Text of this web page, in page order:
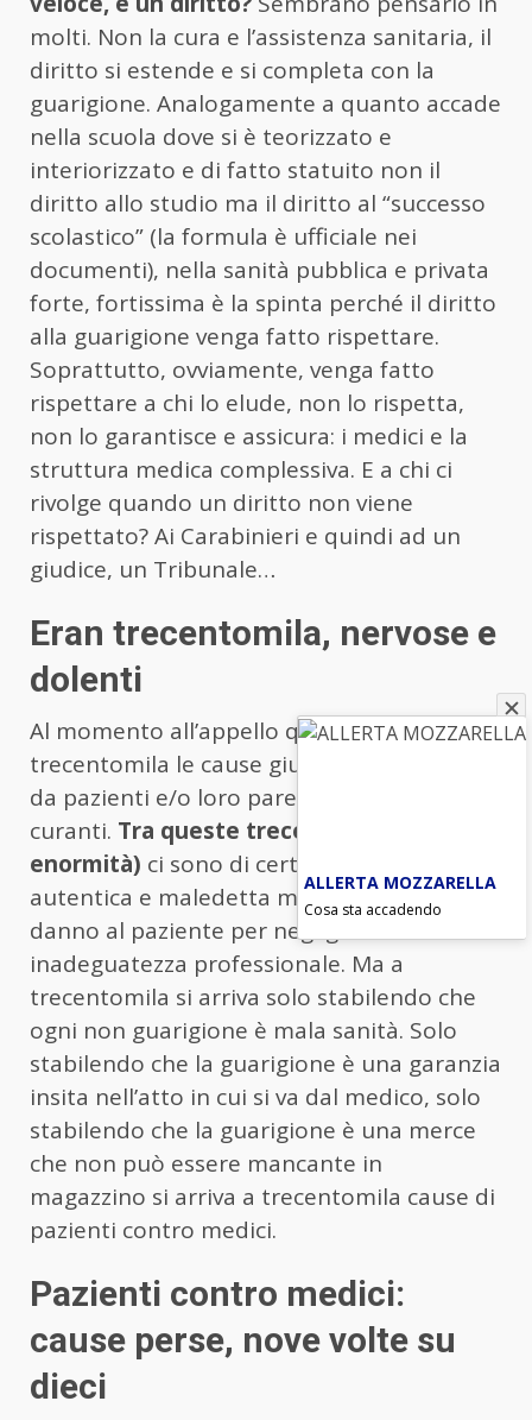
molti. Non la cura e l’assistenza sanitaria, il
diritto si estende e si completa con la
guarigione. Analogamente a quanto accade
nella scuola dove si è teorizzato e
interiorizzato e di fatto statuito non il
diritto allo studio ma il diritto al “successo
scolastico” (la formula è ufficiale nei
documenti), nella sanità pubblica e privata
forte, fortissima è la spinta perché il diritto
alla guarigione venga fatto rispettare.
Soprattutto, ovviamente, venga fatto
rispettare a chi lo elude, non lo rispetta,
non lo garantisce e assicura: i medici e la
struttura medica complessiva. E a chi ci
rivolge quando un diritto non viene
rispettato? Ai Carabinieri e quindi ad un
giudice, un Tribunale…
Eran trecentomila, nervose e
dolenti
Al momento all’appello qui e ora
trecentomila le cause giudiziarie promosse
da pazienti e/o loro parenti contro medici
curanti. Tra queste trecentomila (una
enormità) ci sono di certo episodi di vera,
autentica e maledetta mala sanità. Cioè di
danno al paziente per negligenza e/o
inadeguatezza professionale. Ma a
trecentomila si arriva solo stabilendo che
ogni non guarigione è mala sanità. Solo
stabilendo che la guarigione è una garanzia
insita nell’atto in cui si va dal medico, solo
stabilendo che la guarigione è una merce
che non può essere mancante in
magazzino si arriva a trecentomila cause di
pazienti contro medici.
Pazienti contro medici:
cause perse, nove volte su
dieci
ALLERTA MOZZARELLA
Cosa sta accadendo